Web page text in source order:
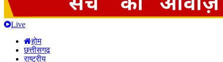
Live
होम
छत्तीसगढ़
राष्ट्रीय